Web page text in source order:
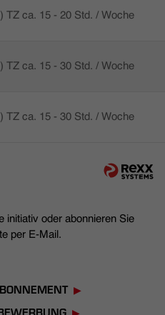
TZ ca. 15 - 20 Std. / Woche
TZ ca. 15 - 30 Std. / Woche
TZ ca. 15 - 30 Std. / Woche
initiativ oder abonnieren Sie
per E-Mail.